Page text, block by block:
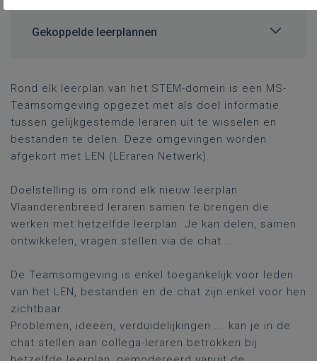
Gekoppelde leerplannen
Rond elk leerplan van het STEM-domein is een MS-
Teamsomgeving opgezet met als doel informatie
tussen gelijkgestemde leraren uit te wisselen en
bestanden te delen. Deze omgevingen worden
afgekort met LEN (LEraren Netwerk).
Doelstelling is om rond elk nieuw leerplan
Vlaanderenbreed leraren samen te brengen die
werken met hetzelfde leerplan. Je kan delen, samen
ontwikkelen, vragen stellen via de chat ...
De Teamsomgeving is enkel toegankelijk voor leden
van het LEN, bestanden en de chat zijn enkel voor hen
zichtbaar.
Problemen, ideeën, verduidelijkingen ... kan je in de
chat stellen aan collega-leraren betrokken bij